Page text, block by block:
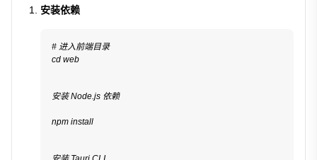
安装依赖
# 进入前端目录
cd web
安装 Node.js 依赖
npm install